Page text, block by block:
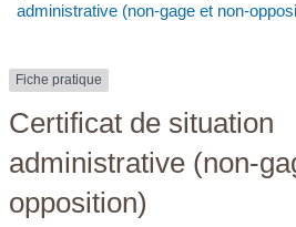
administrative (non-gage et non-
Fiche pratique
Certificat de situation
administrative (non-
opposition)